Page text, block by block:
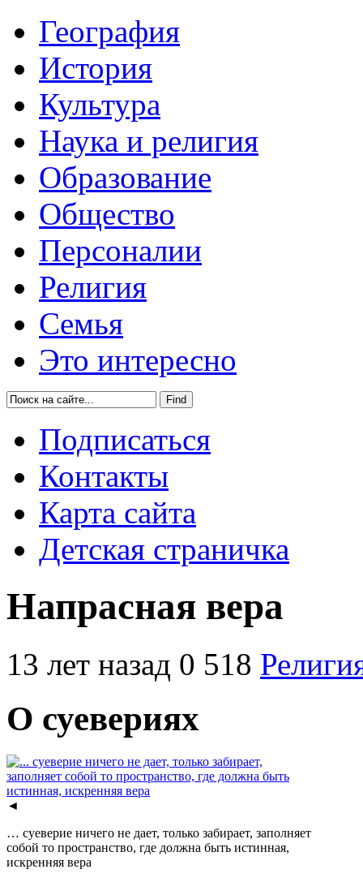
География
История
Культура
Наука и религия
Образование
Общество
Персоналии
Религия
Семья
Это интересно
Подписаться
Контакты
Карта сайта
Детская страничка
Напрасная вера
13 лет назад 0 518
О суевериях
◄
… суеверие ничего не дает, только забирает, заполняет
собой то пространство, где должна быть истинная,
искренняя вера